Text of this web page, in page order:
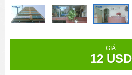
GIÁ
12 USD